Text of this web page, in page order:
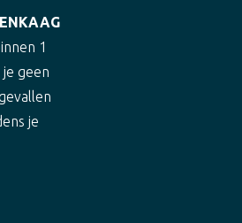
1
geen
je